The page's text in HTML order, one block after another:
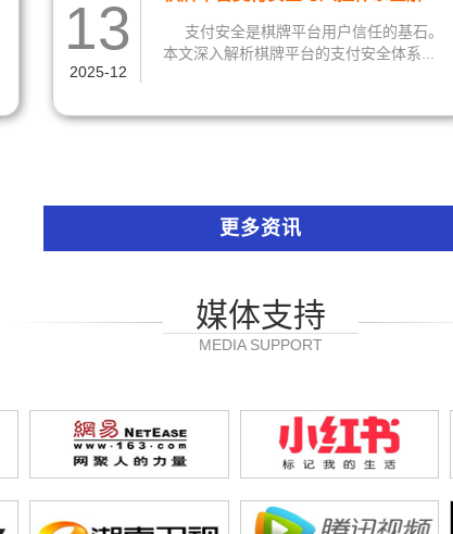
13
2025-12
析：构建用户信任的技术基石
支付安全是棋牌平台用户信任的基石。
本文深入解析棋牌平台的支付安全体系...
更多资讯
媒体支持
MEDIA SUPPORT